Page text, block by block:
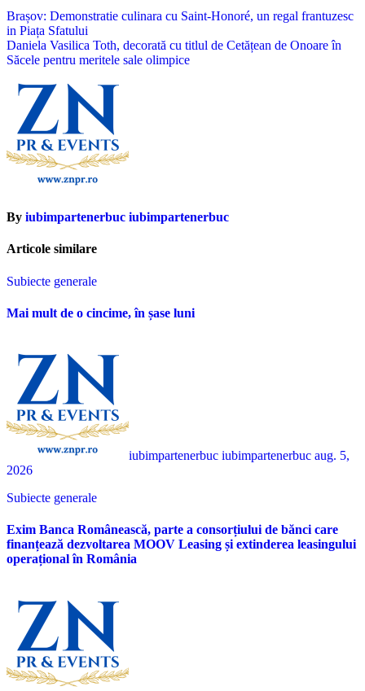
Navigare
în
articole
Brașov: Demonstratie culinara cu Saint-Honoré, un regal frantuzesc
in Piața Sfatului
Daniela Vasilica Toth, decorată cu titlul de Cetățean de Onoare în
Săcele pentru meritele sale olimpice
By iubimpartenerbuc iubimpartenerbuc
Articole similare
Subiecte generale
Mai mult de o cincime, în șase luni
iubimpartenerbuc iubimpartenerbuc aug. 5,
2026
Subiecte generale
Exim Banca Românească, parte a consorțiului de bănci care
finanțează dezvoltarea MOOV Leasing și extinderea leasingului
operațional în România